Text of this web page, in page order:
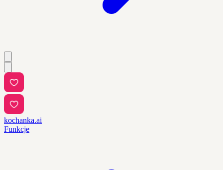
kochanka.ai
Funkcje